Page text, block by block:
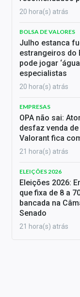
20 hora(s) atrás
BOLSA DE VALORES
Julho estanca
estrangeiros do
pode jogar
especialistas
20 hora(s) atrás
EMPRESAS
OPA não sai:
desfaz venda
Valorant fica
21 hora(s) atrás
ELEIÇÕES 2026
Eleições 2026:
que fixa de 8 a
bancada na
Senado
21 hora(s) atrás